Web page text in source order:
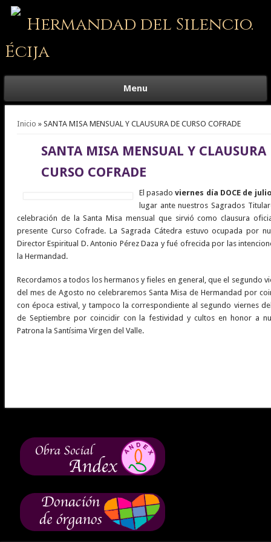
Hermandad del Silencio.
Écija
Menu
Se encuentra usted aquí
Inicio » SANTA MISA MENSUAL Y CLAUSURA DE CURSO COFRADE
SANTA MISA MENSUAL Y CLAUSURA
CURSO COFRADE
El pasadoviernes día DOCE de
lugar ante nuestros Sagrados
celebración de la Santa Misa mensual que sirvió como clausura
presente Curso Cofrade. La Sagrada Cátedra estuvo ocupada por
Director Espiritual D. Antonio Pérez Daza y fué ofrecida por las
la Hermandad.
Recordamos a todos los hermanos y fieles en general, que el segundo
del mes de Agosto no celebraremos Santa Misa de Hermandad por
con época estival, y tampoco la correspondiente al segundo viernes
de Septiembre por coincidir con la festividad y cultos en honor a
Patrona la Santísima Virgen del Valle.